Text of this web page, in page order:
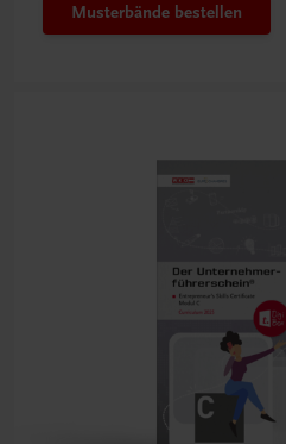
Musterbände bestellen